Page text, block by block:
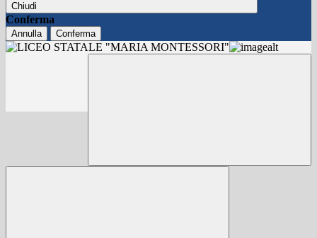
Chiudi
Conferma
Annulla Conferma